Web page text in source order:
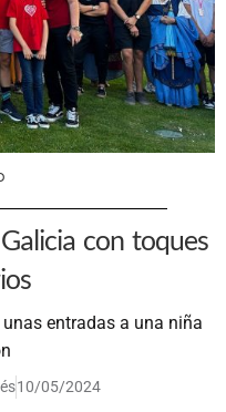
con toques
entradas a una niña
10/05/2024